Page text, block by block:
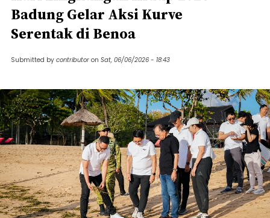
Badung Gelar Aksi Kurve
Serentak di Benoa
Submitted by contributor on Sat, 06/06/2026 - 18:43